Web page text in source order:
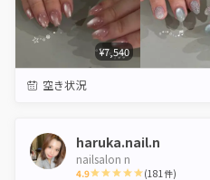
¥7,540
空き状況
haruka.nail.n
nailsalon n
4.9 (181件)